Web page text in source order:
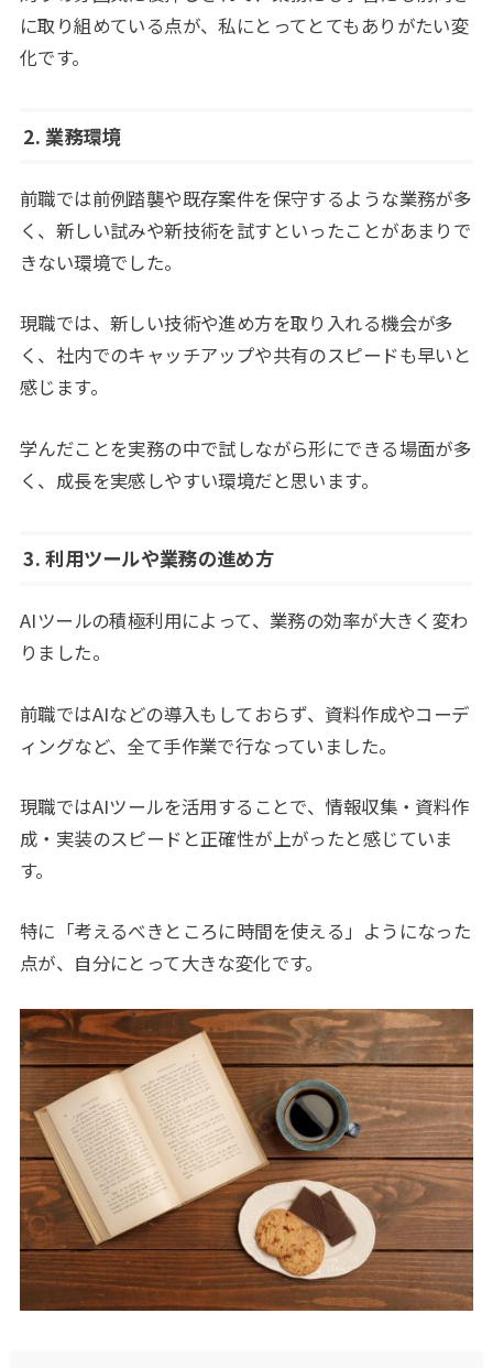
に取り組めている点が、私にとってとてもありがたい変
化です。
2. 業務環境
前職では前例踏襲や既存案件を保守するような業務が多
く、新しい試みや新技術を試すといったことがあまりで
きない環境でした。
現職では、新しい技術や進め方を取り入れる機会が多
く、社内でのキャッチアップや共有のスピードも早いと
感じます。
学んだことを実務の中で試しながら形にできる場面が多
く、成長を実感しやすい環境だと思います。
3. 利用ツールや業務の進め方
AIツールの積極利用によって、業務の効率が大きく変わ
りました。
前職ではAIなどの導入もしておらず、資料作成やコーデ
ィングなど、全て手作業で行なっていました。
現職ではAIツールを活用することで、情報収集・資料作
成・実装のスピードと正確性が上がったと感じていま
す。
特に「考えるべきところに時間を使える」ようになった
点が、自分にとって大きな変化です。